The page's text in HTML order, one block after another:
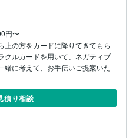
円〜
上の方をカードに降りてきてもら
クルカードを用いて、ネガティブ
緒に考えて、お手伝いご提案いた
積り相談